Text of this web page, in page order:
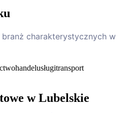
charakterystycznych w
handelusługitransport
w Lubelskie